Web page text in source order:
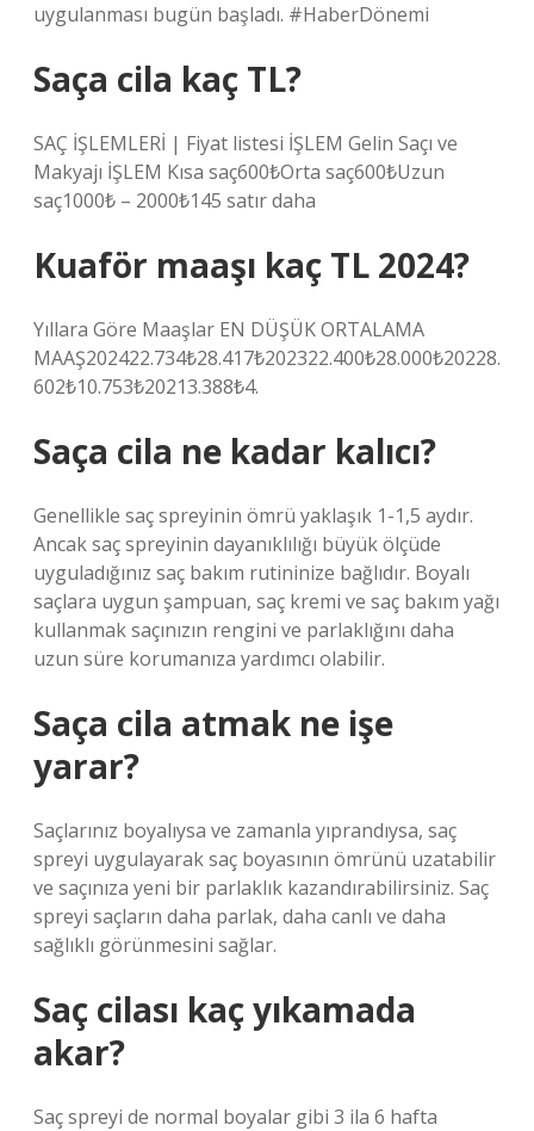
uygulanması bugün başladı. #HaberDönemi
Saça cila kaç TL?
SAÇ İŞLEMLERİ | Fiyat listesi İŞLEM Gelin Saçı ve
Makyajı İŞLEM Kısa saç600₺Orta saç600₺Uzun
saç1000₺ – 2000₺145 satır daha
Kuaför maaşı kaç TL 2024?
Yıllara Göre Maaşlar EN DÜŞÜK ORTALAMA
MAAŞ202422.734₺28.417₺202322.400₺28.000₺20228.
602₺10.753₺20213.388₺4.
Saça cila ne kadar kalıcı?
Genellikle saç spreyinin ömrü yaklaşık 1-1,5 aydır.
Ancak saç spreyinin dayanıklılığı büyük ölçüde
uyguladığınız saç bakım rutininize bağlıdır. Boyalı
saçlara uygun şampuan, saç kremi ve saç bakım yağı
kullanmak saçınızın rengini ve parlaklığını daha
uzun süre korumanıza yardımcı olabilir.
Saça cila atmak ne işe
yarar?
Saçlarınız boyalıysa ve zamanla yıprandıysa, saç
spreyi uygulayarak saç boyasının ömrünü uzatabilir
ve saçınıza yeni bir parlaklık kazandırabilirsiniz. Saç
spreyi saçların daha parlak, daha canlı ve daha
sağlıklı görünmesini sağlar.
Saç cilası kaç yıkamada
akar?
Saç spreyi de normal boyalar gibi 3 ila 6 hafta